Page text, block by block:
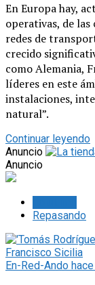
En Europa hay,
operativas, de las
redes de
crecido
como Alemania,
líderes en este
instalaciones,
natural”.
Continuar leyendo
Anuncio
Anuncio
Repasando
En-Red-Ando